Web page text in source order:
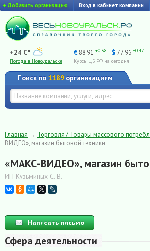
+ Добавить организацию Вход в кабинет компании
+24 C°
Погода в Новоуральске
€ 88.91 +0.38 $ 77.96 +0.47
Курсы ЦБ РФ на сегодня
Поиск по 1189 организациям
Главная → Торговля / Товары массового
ВИДЕО», магазин бытовой техники
«МАКС-ВИДЕО», магазин
ИП Кузьминых С. В.
Написать письмо
Сфера деятельности